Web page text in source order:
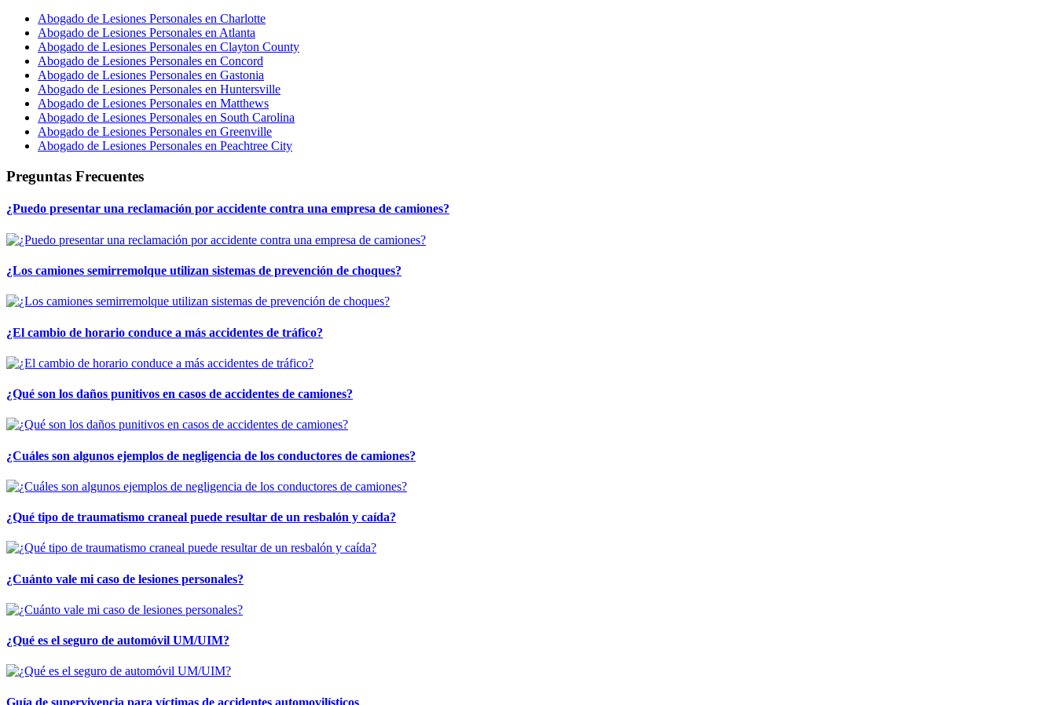
Abogado de Lesiones Personales en Charlotte
Abogado de Lesiones Personales en Atlanta
Abogado de Lesiones Personales en Clayton County
Abogado de Lesiones Personales en Concord
Abogado de Lesiones Personales en Gastonia
Abogado de Lesiones Personales en Huntersville
Abogado de Lesiones Personales en Matthews
Abogado de Lesiones Personales en South Carolina
Abogado de Lesiones Personales en Greenville
Abogado de Lesiones Personales en Peachtree City
Preguntas Frecuentes
¿Puedo presentar una reclamación por accidente contra una empresa de camiones?
¿Los camiones semirremolque utilizan sistemas de prevención de choques?
¿El cambio de horario conduce a más accidentes de tráfico?
¿Qué son los daños punitivos en casos de accidentes de camiones?
¿Cuáles son algunos ejemplos de negligencia de los conductores de camiones?
¿Qué tipo de traumatismo craneal puede resultar de un resbalón y caída?
¿Cuánto vale mi caso de lesiones personales?
¿Qué es el seguro de automóvil UM/UIM?
Guía de supervivencia para víctimas de accidentes automovilísticos